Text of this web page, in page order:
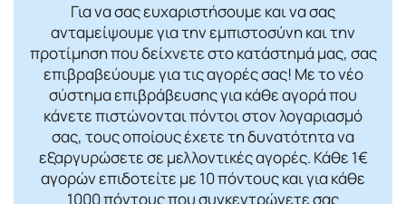
Για να σας ευχαριστήσουμε και να σας
ανταμείψουμε για την εμπιστοσύνη και την
προτίμηση που δείχνετε στο κατάστημά μας, σας
επιβραβεύουμε για τις αγορές σας! Mε το νέο
σύστημα επιβράβευσης για κάθε αγορά που
κάνετε πιστώνονται πόντοι στον λογαριασμό
σας, τους οποίους έχετε τη δυνατότητα να
εξαργυρώσετε σε μελλοντικές αγορές. Κάθε 1€
αγορών επιδοτείτε με 10 πόντους και για κάθε
1000 πόντους που συγκεντρώνετε σας